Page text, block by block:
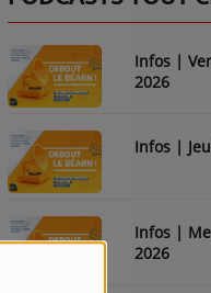
Infos |
2026
Infos |
Infos |
2026